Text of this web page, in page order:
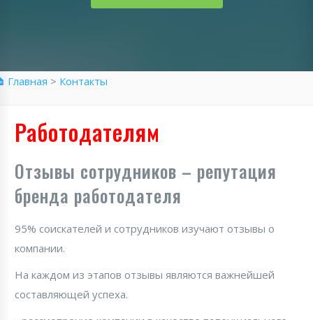
Главная > Контакты
Работодателям
Отзывы сотрудников – репутация
бренда работодателя
95% соискателей и сотрудников изучают отзывы о
компании.
На каждом из этапов отзывы являются важнейшей
составляющей успеха.